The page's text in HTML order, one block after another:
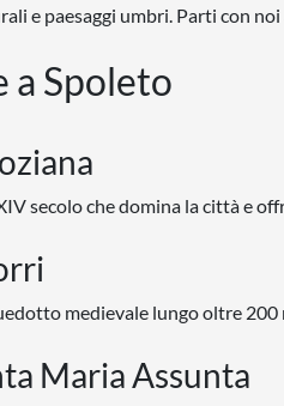
e paesaggi umbri. Parti con
a Spoleto
secolo che domina la città e
medievale lungo oltre
Maria Assunta